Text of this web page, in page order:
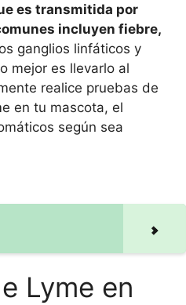
es transmitida por
incluyen fiebre,
ganglios linfáticos y
mejor es llevarlo al
realice pruebas de
en tu mascota, el
según sea
Lyme en